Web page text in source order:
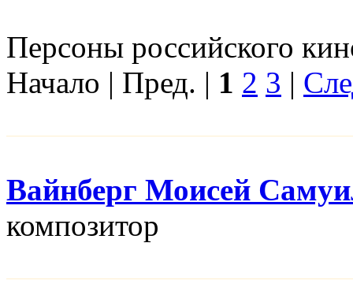
Персоны российского
Начало | Пред. | 1 2 3 |
Вайнберг Моисей
композитор